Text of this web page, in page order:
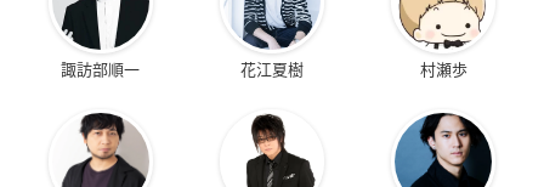
諏訪部順一 花江夏樹 村瀬歩